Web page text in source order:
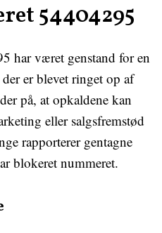
54404295
har været genstand for en
er blevet ringet op af
på, at opkaldene kan
eller salgsfremstød
rapporterer gentagne
blokeret nummeret.